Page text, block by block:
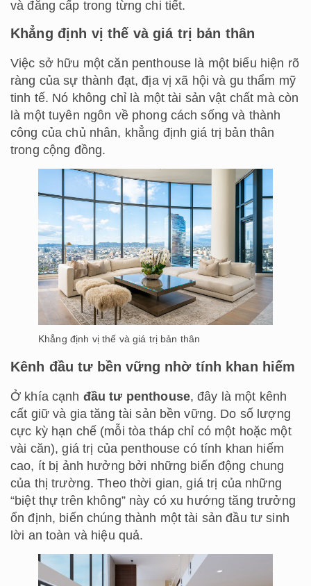
và đẳng cấp trong từng chi tiết.
Khẳng định vị thế và giá trị bản thân
Việc sở hữu một căn penthouse là một biểu hiện rõ
ràng của sự thành đạt, địa vị xã hội và gu thẩm mỹ
tinh tế. Nó không chỉ là một tài sản vật chất mà còn
là một tuyên ngôn về phong cách sống và thành
công của chủ nhân, khẳng định giá trị bản thân
trong cộng đồng.
Khẳng định vị thế và giá trị bản thân
Kênh đầu tư bền vững nhờ tính khan hiếm
Ở khía cạnh đầu tư penthouse, đây là một kênh
cất giữ và gia tăng tài sản bền vững. Do số lượng
cực kỳ hạn chế (mỗi tòa tháp chỉ có một hoặc một
vài căn), giá trị của penthouse có tính khan hiếm
cao, ít bị ảnh hưởng bởi những biến động chung
của thị trường. Theo thời gian, giá trị của những
“biệt thự trên không” này có xu hướng tăng trưởng
ổn định, biến chúng thành một tài sản đầu tư sinh
lời an toàn và hiệu quả.